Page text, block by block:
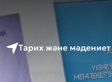
Тарих және мәдениет